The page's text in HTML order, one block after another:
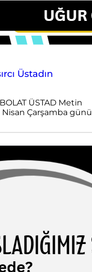
Üstadın
ÜSTAD Metin
Nisan Çarşamba günü